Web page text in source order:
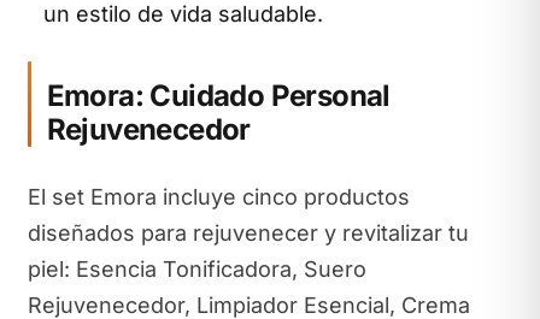
un estilo de vida saludable.
Emora: Cuidado Personal
Rejuvenecedor
El set Emora incluye cinco productos
diseñados para rejuvenecer y revitalizar tu
piel: Esencia Tonificadora, Suero
Rejuvenecedor, Limpiador Esencial, Crema